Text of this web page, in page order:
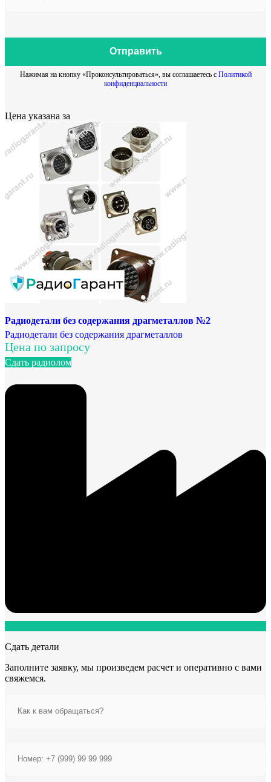
Отправить
Нажимая на кнопку «Проконсультироваться», вы соглашаетесь с Политикой
конфиденциальности
Цена указана за
Радиодетали без содержания драгметаллов №2
Радиодетали без содержания драгметаллов
Цена по запросу
Сдать радиолом
Сдать детали
Заполните заявку, мы произведем расчет и оперативно с вами
свяжемся.